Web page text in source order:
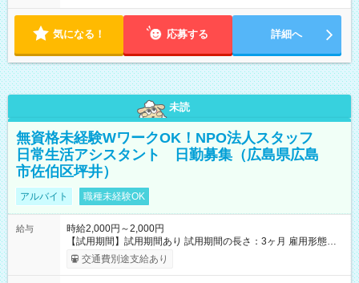
気になる！ 応募する 詳細へ
未読
無資格未経験WワークOK！NPO法人スタッフ
日常生活アシスタント 日勤募集（広島県広島
市佐伯区坪井）
アルバイト 職種未経験OK
給与
時給2,000円～2,000円
【試用期間】試用期間あり 試用期間の長さ：3ヶ月 雇用形態、
給与は本採用時と同じです。
交通費別途支給あり